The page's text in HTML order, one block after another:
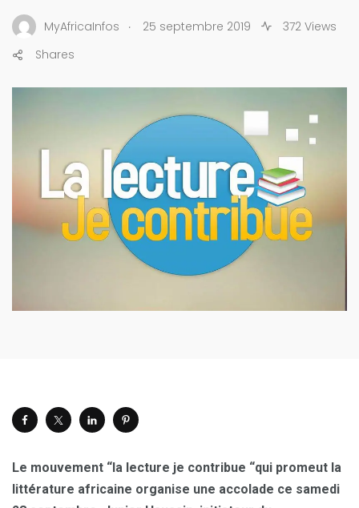
MyAfricaInfos . 25 septembre 2019
372 Views
Shares
Le mouvement “la lecture je contribue “qui promeut la
littérature africaine organise une accolade ce samedi